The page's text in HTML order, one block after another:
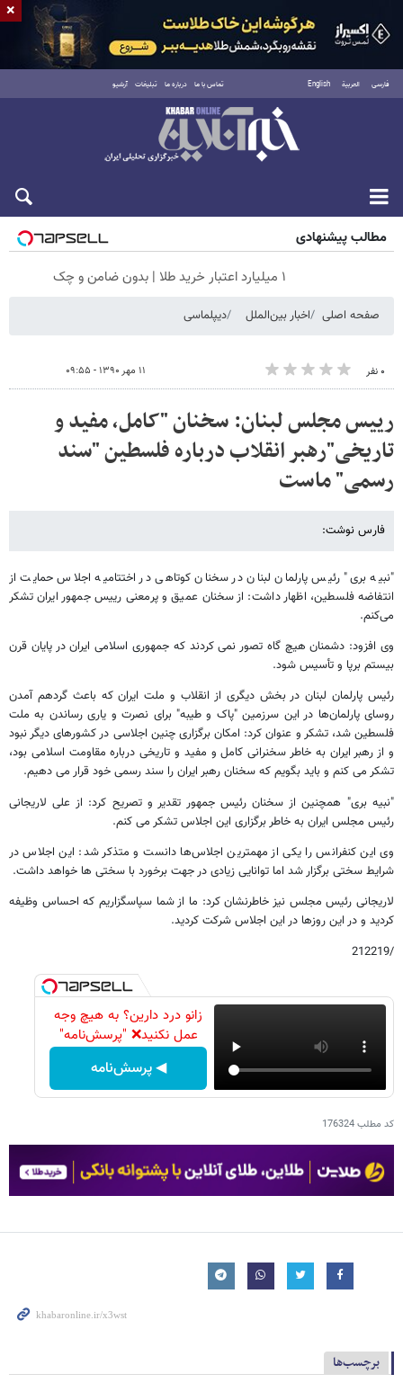
فارسی العربية English تماس با ما درباره ما تبلیغات آرشیو
شنبه ۱۷ مرداد ۱۴۰۵
مطالب پیشنهادی
۱ میلیارد اعتبار خرید طلا | بدون ضامن و چک
صفحه اصلی اخبار بین‌الملل دیپلماسی
۰ نفر ۱۱ مهر ۱۳۹۰ - ۰۹:۵۵
رییس مجلس لبنان: سخنان "کامل، مفید و
تاریخی"رهبر انقلاب درباره فلسطین "سند
رسمی" ماست
فارس نوشت:
"نبیه بری" رئیس پارلمان لبنان در سخنان کوتاهی در اختتامیه اجلاس حمایت از
انتفاضه فلسطین، اظهار داشت: از سخنان عمیق و پرمعنی رییس جمهور ایران تشکر
می‌کنم.
وی افزود: دشمنان هیچ گاه تصور نمی کردند که جمهوری اسلامی ایران در پایان قرن
بیستم برپا و تأسیس شود.
رئیس پارلمان لبنان در بخش دیگری از انقلاب و ملت ایران که باعث گردهم آمدن
روسای پارلمان‌ها در این سرزمین "پاک و طیبه" برای نصرت و یاری رساندن به ملت
فلسطین شد، تشکر و عنوان کرد: امکان برگزاری چنین اجلاسی در کشور‌های دیگر نبود
و از رهبر ایران به خاطر سخنرانی کامل و مفید و تاریخی درباره مقاومت اسلامی بود،
تشکر می کنم و باید بگویم که سخنان رهبر ایران را سند رسمی خود قرار می دهیم.
"نبیه بری" همچنین از سخنان رئیس جمهور تقدیر و تصریح کرد: از علی لاریجانی
رئیس مجلس ایران به خاطر برگزاری این اجلاس تشکر می کنم.
وی این کنفرانس را یکی از مهمترین اجلا‌س‌ها دانست و متذکر شد: این اجلاس در
شرایط سختی برگزار شد اما توانایی زیادی در جهت برخورد با سختی ها خواهد داشت.
لاریجانی رئیس مجلس نیز خاطرنشان کرد: ما از شما سپاسگزاریم که احساس وظیفه
کردید و در این روزها در این اجلاس شرکت کردید.
/212219
زانو درد دارین؟ به هیچ وجه
عمل نکنید❌ "پرسش‌نامه"
◀ پرسش‌نامه
کد مطلب176324
برچسب‌ها
×